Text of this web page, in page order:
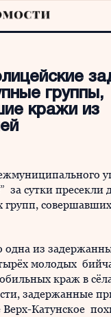
группы,
кражи из
за сутки пресекли
групп,
одна из
молодых
краж в
задержанные
Верх-Катунское